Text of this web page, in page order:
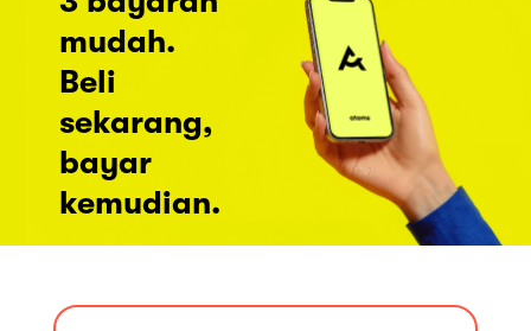
mudah.
Beli
sekarang,
bayar
kemudian.